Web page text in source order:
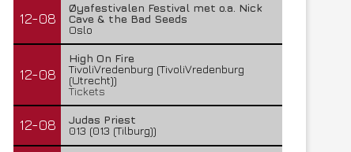
12-08
Øyafestivalen Festival met o.a. Nick
Cave & the Bad Seeds
Oslo
12-08
High On Fire
TivoliVredenburg (TivoliVredenburg
(Utrecht))
Tickets
12-08
Judas Priest
013 (013 (Tilburg))